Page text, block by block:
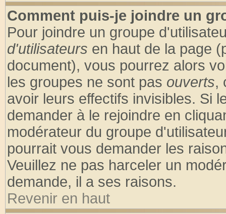
Comment puis-je joindre un
Pour joindre un groupe
d'utilisateurs en haut de la page
document), vous pourrez alors
les groupes ne sont pas ouverts,
avoir leurs effectifs invisibles. Si
demander à le rejoindre en
modérateur du groupe
pourrait vous demander les
Veuillez ne pas harceler un
demande, il a ses raisons.
Revenir en haut